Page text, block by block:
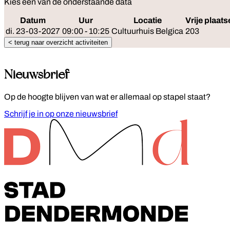
Kies één van de onderstaande data
Datum Uur Locatie Vrije
di. 23-03-2027 09:00 - 10:25 Cultuurhuis Belgica 203
< terug naar overzicht activiteiten
Nieuwsbrief
Op de hoogte blijven van wat er allemaal op stapel staat?
Schrijf je in op onze nieuwsbrief